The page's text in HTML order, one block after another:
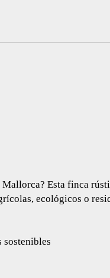
Esta finca
ecológicos o
sostenibles